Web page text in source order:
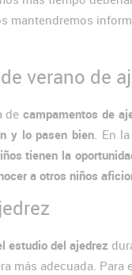
mantendremos
verano de
decampamentos de
y lo pasen bien . En
tienen la
a otros niños
estudio del ajedrez
más adecuada.